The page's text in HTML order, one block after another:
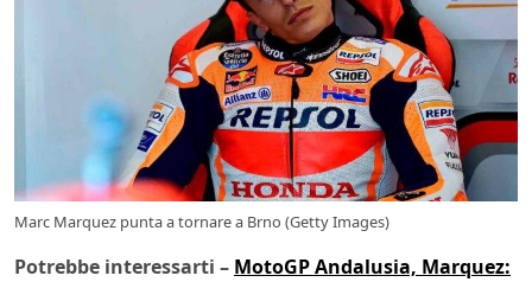
Marc Marquez punta a tornare a Brno (Getty Images)
Potrebbe interessarti – MotoGP Andalusia, Marquez: